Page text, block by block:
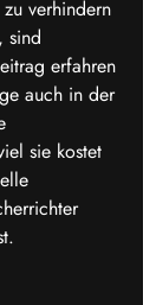
verhindern
sind
erfahren
auch in der
sie kostet